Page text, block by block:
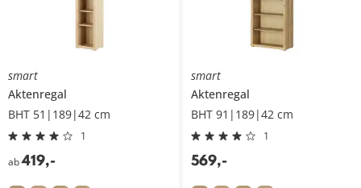
smart
Aktenregal
BHT 51|189|42 cm
1
ab419,-
smart
Aktenregal
BHT 91|189|42 cm
1
569,-